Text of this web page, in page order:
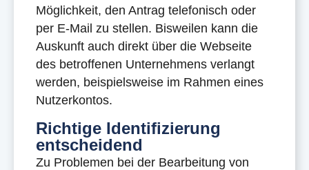
Möglichkeit, den Antrag telefonisch oder
per E-Mail zu stellen. Bisweilen kann die
Auskunft auch direkt über die Webseite
des betroffenen Unternehmens verlangt
werden, beispielsweise im Rahmen eines
Nutzerkontos.
Richtige Identifizierung
entscheidend
Zu Problemen bei der Bearbeitung von